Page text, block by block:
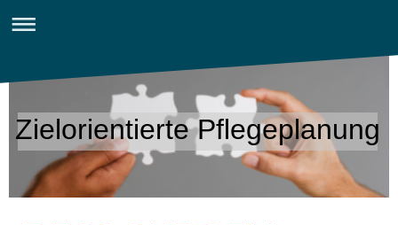
Zielorientierte Pflegeplanung